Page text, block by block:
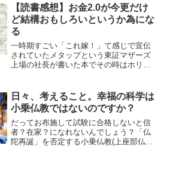
くてもいいから、その都度に...
【読書感想】お金2.0が今更だけ
ど結構おもしろいというか為にな
る
一時期すごい「これ嫁！」て感じで宣伝
されていたメタップという東証マザーズ
上場の社長が書いた本でその時はホリエ
ら、またいつか読もうと思って読んでい
な方が図書館に置いてあって...
日々、考えること。幸福の科学は
小乗仏教ではないのですか？
だってお布施して試験に合格しないと信
者？在家？になれないんでしょう？「仏
陀再誕」を否定する小乗仏教(上座部仏教)